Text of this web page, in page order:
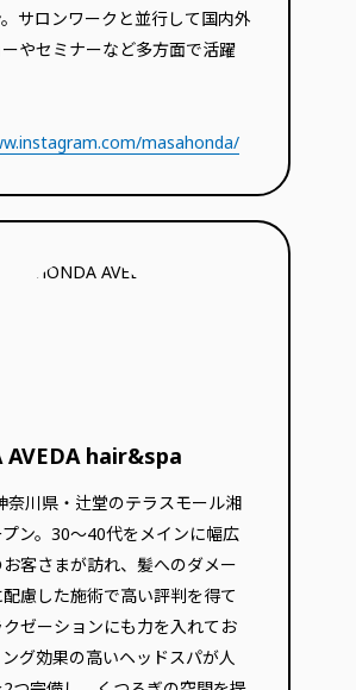
サロンワークと並行して国内外
やセミナーなど多方面で活躍
masahonda/
AVEDA hair&spa
奈川県・辻堂のテラスモール湘
ン。30～40代をメインに幅広
客さまが訪れ、髪へのダメー
慮した施術で高い評判を得て
ゼーションにも力を入れてお
グ効果の高いヘッドスパが人